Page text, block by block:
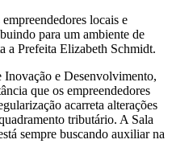
locais e
para um ambiente de
a Prefeita Elizabeth Schmidt.
Inovação e Desenvolvimento,
que os empreendedores
acarreta alterações
tributário. A Sala
sempre buscando auxiliar na